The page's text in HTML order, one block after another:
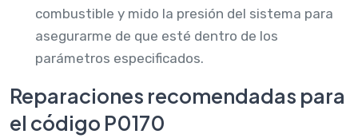
combustible y mido la presión del sistema para
asegurarme de que esté dentro de los
parámetros especificados.
Reparaciones recomendadas para
el código P0170